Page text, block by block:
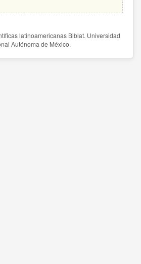
latinoamericanas Biblat. Universidad
Autónoma de México.